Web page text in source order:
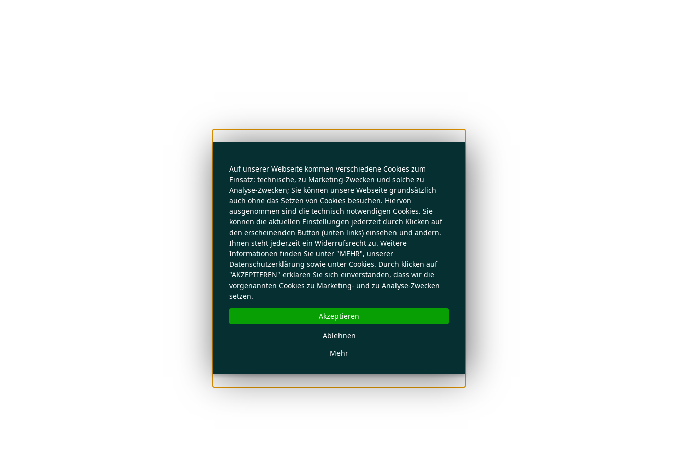
Auf unserer Webseite kommen verschiedene Cookies zum
Einsatz: technische, zu Marketing-Zwecken und solche zu
Analyse-Zwecken; Sie können unsere Webseite grundsätzlich
auch ohne das Setzen von Cookies besuchen. Hiervon
ausgenommen sind die technisch notwendigen Cookies. Sie
können die aktuellen Einstellungen jederzeit durch Klicken auf
den erscheinenden Button (unten links) einsehen und ändern.
Ihnen steht jederzeit ein Widerrufsrecht zu. Weitere
Informationen finden Sie unter "MEHR", unserer
Datenschutzerklärung sowie unter Cookies. Durch klicken auf
"AKZEPTIEREN" erklären Sie sich einverstanden, dass wir die
vorgenannten Cookies zu Marketing- und zu Analyse-Zwecken
setzen.
Mehr
Ablehnen
Akzeptieren